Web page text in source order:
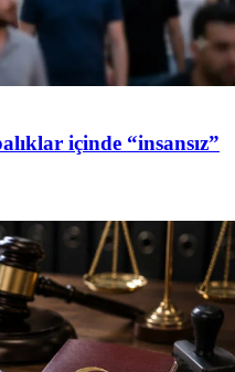
içinde “insansız”